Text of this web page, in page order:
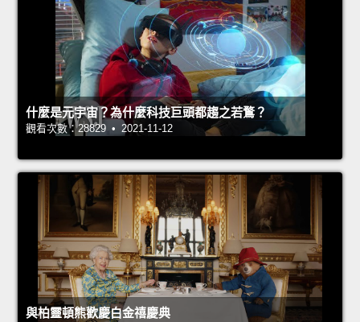
什麼是元宇宙？為什麼科技巨頭都趨之若鶩？
觀看次數：28829 • 2021-11-12
與柏靈頓熊歡慶白金禧慶典